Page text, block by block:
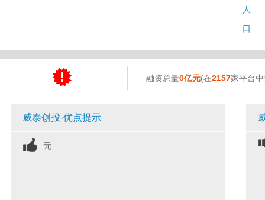
人
口
融资总量0亿元(在2157家平台
威泰创投-优点提示
无